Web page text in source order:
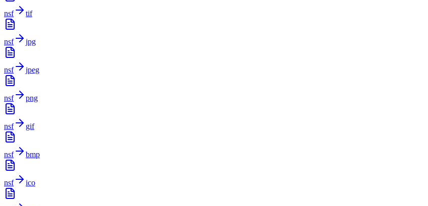
nsf tif
nsf jpg
nsf jpeg
nsf png
nsf gif
nsf bmp
nsf ico